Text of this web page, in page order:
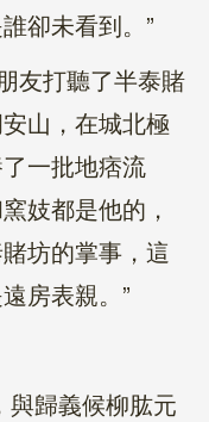
卻未看到。”
打聽了半泰賭
山，在城北極
一批地痞流
妓都是他的，
坊的掌事，這
房表親。”
歸義候柳肱元